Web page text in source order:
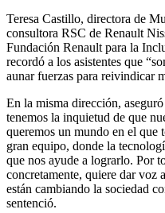
Teresa Castillo, directora de
consultora RSC de Renault
Fundación Renault para la
recordó a los asistentes que
aunar fuerzas para reivindicar
En la misma dirección,
tenemos la inquietud de que
queremos un mundo en el que
gran equipo, donde la
que nos ayude a lograrlo. Por
concretamente, quiere dar voz
están cambiando la sociedad
sentenció.